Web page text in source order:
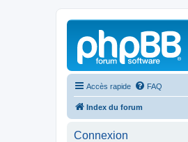
Accès rapide FAQ
Index du forum
Connexion